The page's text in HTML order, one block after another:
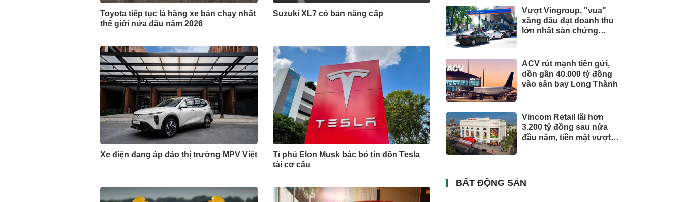
Toyota tiếp tục là hãng xe bán chạy nhất
thế giới nửa đầu năm 2026
Suzuki XL7 có bản nâng cấp
Xe điện đang áp đảo thị trường MPV Việt
Tỉ phú Elon Musk bác bỏ tin đồn Tesla
tái cơ cấu
Vượt Vingroup, "vua"
xăng dầu đạt doanh thu
lớn nhất sàn chứng
ACV rút mạnh tiền gửi,
dồn gần 40.000 tỷ đồng
vào sân bay Long Thành
Vincom Retail lãi hơn
3.200 tỷ đồng sau nửa
đầu năm, tiền mặt vượt
BẤT ĐỘNG SẢN